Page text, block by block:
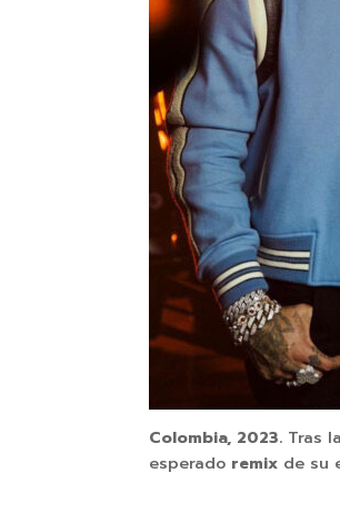
Colombia, 2023. Tras
esperado remix de su